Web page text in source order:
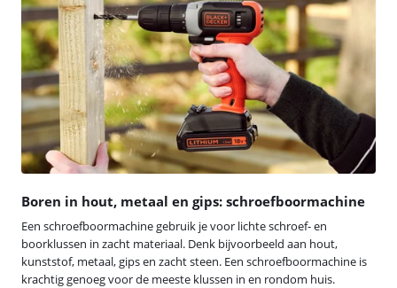
Boren in hout, metaal en gips: schroefboormachine
Een schroefboormachine gebruik je voor lichte schroef- en
boorklussen in zacht materiaal. Denk bijvoorbeeld aan hout,
kunststof, metaal, gips en zacht steen. Een schroefboormachine is
krachtig genoeg voor de meeste klussen in en rondom huis.